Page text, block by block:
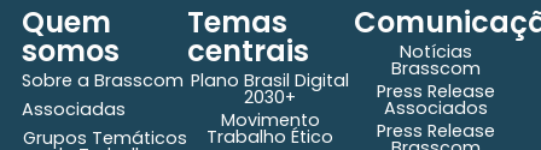
Quem
somos
Sobre a Brasscom
Associadas
Grupos Temáticos
Temas
centrais
Plano Brasil Digital
2030+
Movimento
Trabalho Ético
Notícias
Brasscom
Press Release
Associados
Press Release